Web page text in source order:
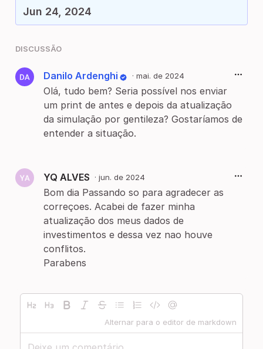
Jun 24, 2024
DISCUSSÃO
Danilo Ardenghi · mai. de 2024
Olá, tudo bem? Seria possível nos enviar
um print de antes e depois da atualização
da simulação por gentileza? Gostaríamos de
entender a situação.
YQ ALVES · jun. de 2024
Bom dia Passando so para agradecer as
correçoes. Acabei de fazer minha
atualização dos meus dados de
investimentos e dessa vez nao houve
conflitos.
Parabens
Alternar para o editor de markdown